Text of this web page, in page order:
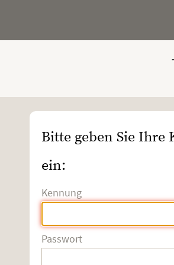
Bitte geben Sie Ihre
ein:
Kennung
Passwort